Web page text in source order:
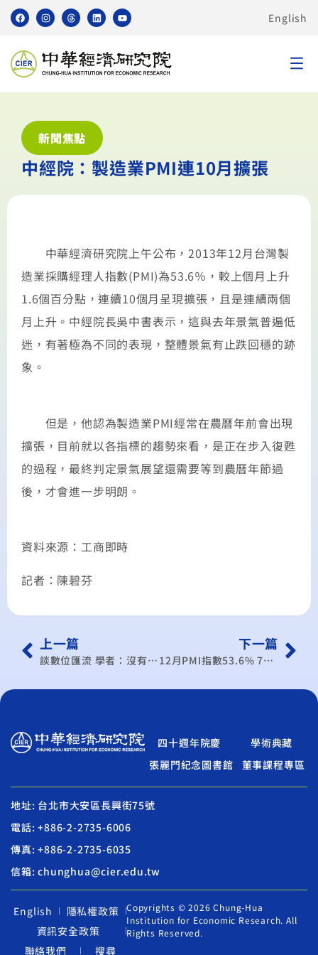
English
新聞焦點
中經院：製造業PMI連10月擴張
中華經濟研究院上午公布，2013年12月台灣製
造業採購經理人指數(PMI)為53.6％，較上個月上升
1.6個百分點，連續10個月呈現擴張，且是連續兩個
月上升。中經院長吳中書表示，這與去年景氣普遍低
迷，有著極為不同的表現，整體景氣有止跌回穩的跡
象。
但是，他認為製造業PMI經常在農曆年前會出現
擴張，目前就以各指標的趨勢來看，是正在步入復甦
的過程，最終判定景氣展望還需要等到農曆年節過
後，才會進一步明朗。
資料來源：工商即時
記者：陳碧芬
上一篇
談數位匯流 學者：沒有誰要消滅誰
下一篇
12月PMI指數53.6% 7月以來擴張最快
四十週年院慶
學術典藏
張麗門紀念圖書館
董事課程專區
地址: 台北市大安區長興街75號
電話: +886-2-2735-6006
傳真: +886-2-2735-6035
信箱: chunghua@cier.edu.tw
English
隱私權政策
資訊安全政策
聯絡我們
搜尋
Copyrights © 2026 Chung-Hua
Institution for Economic Research. All
Rights Reserved.